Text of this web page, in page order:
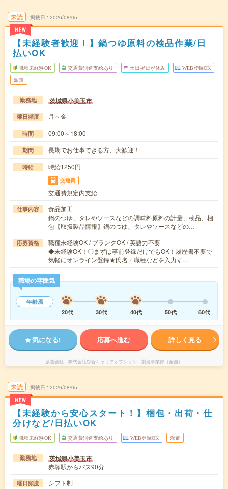
未読
NEW
掲載日 2026/08/05
【未経験者歓迎！】鍋つゆ原料の検品作業/日
払いOK
職種未経験OK 交通費別途支給あり 土日祝日が休み WEB登録OK
派遣
勤務地 茨城県小美玉市
曜日頻度 月～金
時間 09:00～18:00
期間 長期でお仕事できる方、大歓迎！
時給 時給1250円
交通費
交通費規定内支給
仕事内容
食品加工
鍋のつゆ、タレやソースなどの調味料原料の計量、検品、梱
包【取扱製品情報】鍋のつゆ、タレやソースなどの…
応募資格
職種未経験OK / ブランクOK / 英語力不要
◆未経験OK！〇まずは事前登録だけでもOK！履歴書不要で
気軽にオンライン登録★氏名・職種などを入力す…
職場の雰囲気
年齢層
20代
30代 40代 50代 60代
気になる! 応募へ進む 詳しく見る
派遣会社 株式会社綜合キャリアオプション 製造事業部（全国）
未読
NEW
掲載日 2026/08/05
【未経験から安心スタート！】梱包・出荷・仕
分けなど/日払いOK
職種未経験OK 交通費別途支給あり WEB登録OK 派遣
勤務地 茨城県小美玉市
赤塚駅からバス90分
曜日頻度 シフト制